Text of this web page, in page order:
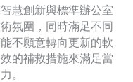
慧創新與標準辦公室
氛圍，同時滿足不同
不願意轉向更新的軟
的補救措施來滿足當
。